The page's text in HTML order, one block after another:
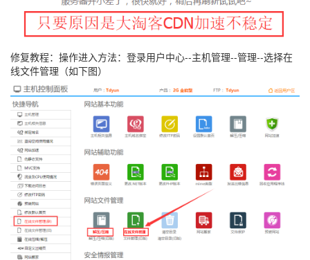
修复教程：操作进入方法：登录用户中心--主机管理--管理--选择在
线文件管理（如下图）